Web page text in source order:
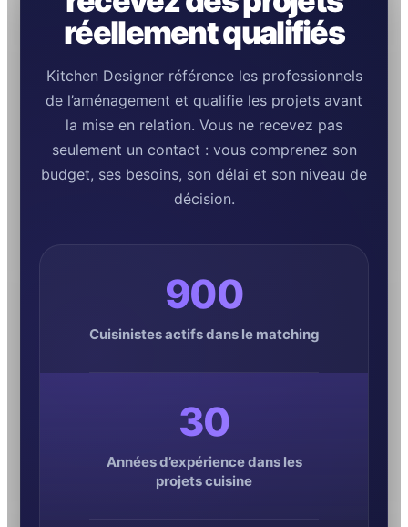
réellement qualifiés
Kitchen Designer référence les professionnels
de l’aménagement et qualifie les projets avant
la mise en relation. Vous ne recevez pas
seulement un contact : vous comprenez son
budget, ses besoins, son délai et son niveau de
décision.
900
Cuisinistes actifs dans le matching
30
Années d’expérience dans les
projets cuisine